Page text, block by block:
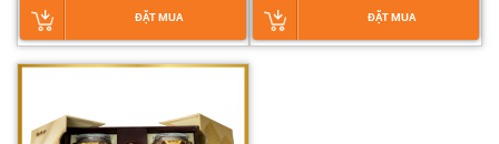
ĐẶT MUA ĐẶT MUA